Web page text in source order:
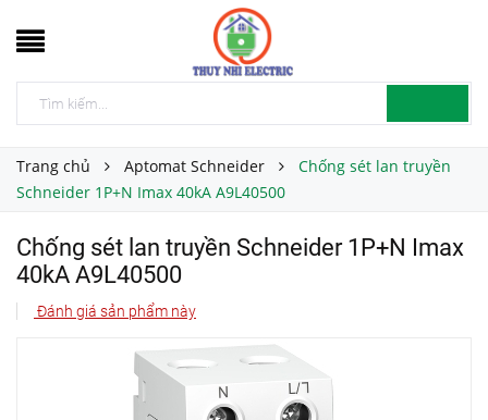
Trang chủ Aptomat Schneider
Chống sét lan truyền
Schneider 1P+N Imax 40kA A9L40500
Chống sét lan truyền Schneider 1P+N Imax
40kA A9L40500
Đánh giá sản phẩm này